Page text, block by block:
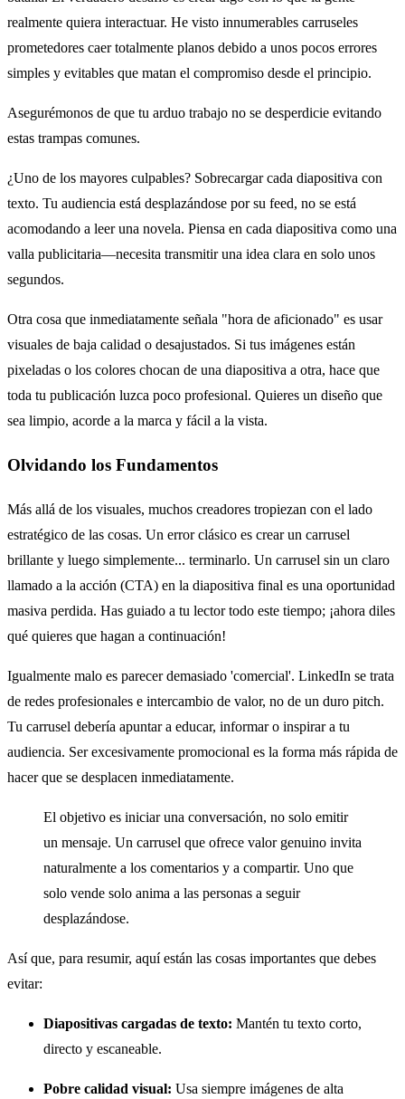
realmente quiera interactuar. He visto innumerables carruseles
prometedores caer totalmente planos debido a unos pocos errores
simples y evitables que matan el compromiso desde el principio.
Asegurémonos de que tu arduo trabajo no se desperdicie evitando
estas trampas comunes.
¿Uno de los mayores culpables? Sobrecargar cada diapositiva con
texto. Tu audiencia está desplazándose por su feed, no se está
acomodando a leer una novela. Piensa en cada diapositiva como una
valla publicitaria—necesita transmitir una idea clara en solo unos
segundos.
Otra cosa que inmediatamente señala "hora de aficionado" es usar
visuales de baja calidad o desajustados. Si tus imágenes están
pixeladas o los colores chocan de una diapositiva a otra, hace que
toda tu publicación luzca poco profesional. Quieres un diseño que
sea limpio, acorde a la marca y fácil a la vista.
Olvidando los Fundamentos
Más allá de los visuales, muchos creadores tropiezan con el lado
estratégico de las cosas. Un error clásico es crear un carrusel
brillante y luego simplemente... terminarlo. Un carrusel sin un claro
llamado a la acción (CTA) en la diapositiva final es una oportunidad
masiva perdida. Has guiado a tu lector todo este tiempo; ¡ahora diles
qué quieres que hagan a continuación!
Igualmente malo es parecer demasiado 'comercial'. LinkedIn se trata
de redes profesionales e intercambio de valor, no de un duro pitch.
Tu carrusel debería apuntar a educar, informar o inspirar a tu
audiencia. Ser excesivamente promocional es la forma más rápida de
hacer que se desplacen inmediatamente.
El objetivo es iniciar una conversación, no solo emitir
un mensaje. Un carrusel que ofrece valor genuino invita
naturalmente a los comentarios y a compartir. Uno que
solo vende solo anima a las personas a seguir
desplazándose.
Así que, para resumir, aquí están las cosas importantes que debes
evitar:
Diapositivas cargadas de texto: Mantén tu texto corto,
directo y escaneable.
Pobre calidad visual: Usa siempre imágenes de alta